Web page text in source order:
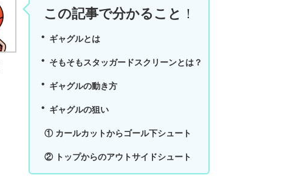
この記事で分かること ！
・ ギャグルとは
・ そもそもスタッガードスクリーンとは？
・ ギャグルの動き方
・ ギャグルの狙い
① カールカットからゴール下シュート
② トップからのアウトサイドシュート